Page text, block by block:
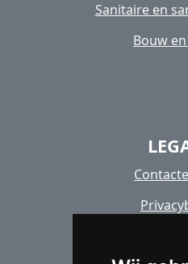
Sanitaire en
Bouw